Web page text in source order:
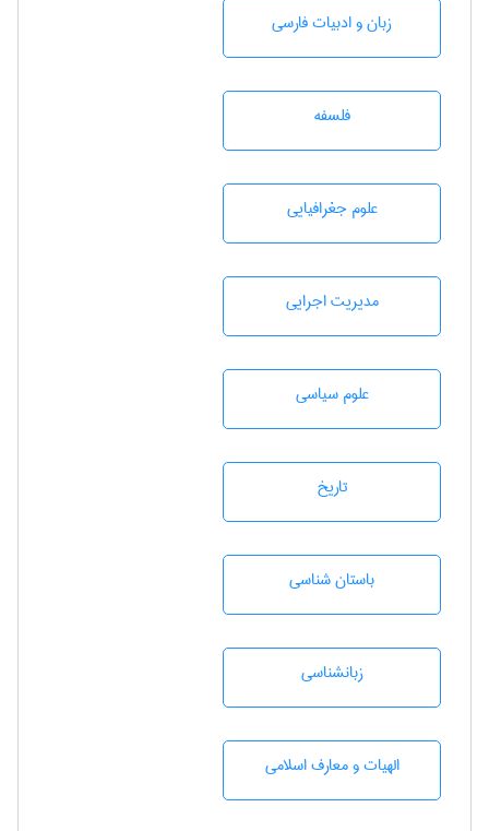
زبان و ادبيات فارسی
فلسفه
علوم جغرافيايی
مديريت اجرايی
علوم سياسی
تاريخ
باستان شناسی
زبانشناسی
الهیات و معارف اسلامی